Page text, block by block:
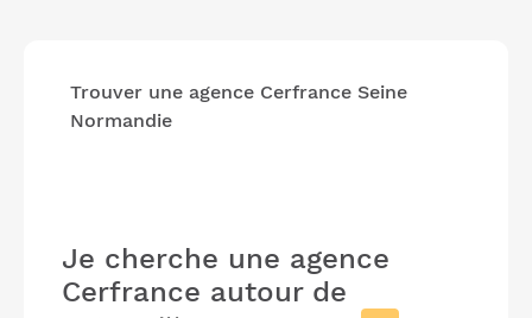
Trouver une agence Cerfrance Seine
Normandie
Je cherche une agence
Cerfrance autour de